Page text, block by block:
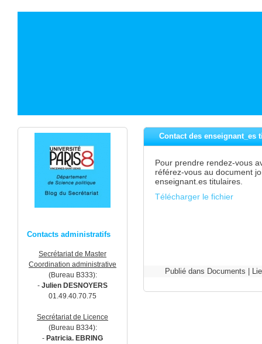
Contacts administratifs
Secrétariat de Master
Coordination administrative
(Bureau B333):
- Julien DESNOYERS
01.49.40.70.75
Secrétariat de Licence
(Bureau B334):
- Patricia. EBRING
Contact des enseignant_es
Pour prendre rendez-vous
référez-vous au document
enseignant.es titulaires.
Télécharger le fichier
Publié dans Documents |